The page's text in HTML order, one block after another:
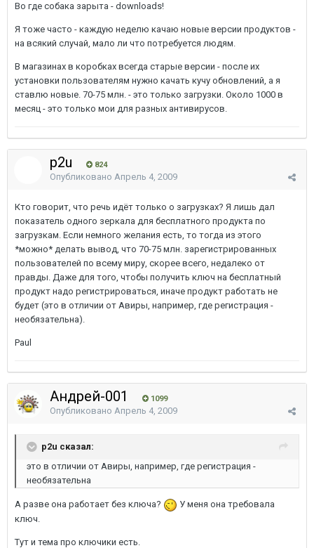
Во где собака зарыта - downloads!
Я тоже часто - каждую неделю качаю новые версии продуктов -
на всякий случай, мало ли что потребуется людям.
В магазинах в коробках всегда старые версии - после их
установки пользователям нужно качать кучу обновлений, а я
ставлю новые. 70-75 млн. - это только загрузки. Около 1000 в
месяц - это только мои для разных антивирусов.
p2u 824
Опубликовано Апрель 4, 2009
Кто говорит, что речь идёт только о загрузках? Я лишь дал
показатель одного зеркала для бесплатного продукта по
загрузкам. Если немного желания есть, то тогда из этого
*можно* делать вывод, что 70-75 млн. зарегистрированных
пользователей по всему миру, скорее всего, недалеко от
правды. Даже для того, чтобы получить ключ на бесплатный
продукт надо регистрироваться, иначе продукт работать не
будет (это в отличии от Авиры, например, где регистрация -
необязательна).
Paul
Андрей-001 1099
Опубликовано Апрель 4, 2009
p2u сказал:
это в отличии от Авиры, например, где регистрация -
необязательна
А разве она работает без ключа?
У меня она требовала
ключ.
Тут и тема про ключики есть.